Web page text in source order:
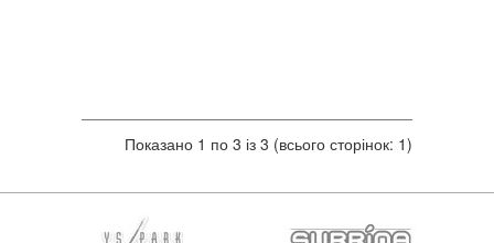
Показано 1 по 3 із 3 (всього сторінок: 1)